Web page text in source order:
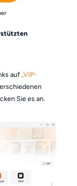
auf„VIP-
Sie es an.